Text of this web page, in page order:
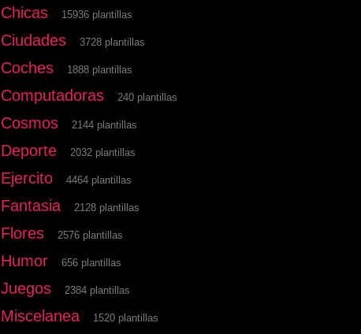
Chicas 15936 plantillas
Ciudades 3728 plantillas
Coches 1888 plantillas
Computadoras 240 plantillas
Cosmos 2144 plantillas
Deporte 2032 plantillas
Ejercito 4464 plantillas
Fantasia 2128 plantillas
Flores 2576 plantillas
Humor 656 plantillas
Juegos 2384 plantillas
Miscelanea 1520 plantillas